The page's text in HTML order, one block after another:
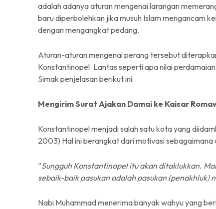
adalah adanya aturan mengenai larangan
baru diperbolehkan jika musuh Islam mengancam
dengan mengangkat pedang.
Aturan-aturan mengenai perang tersebut
Konstantinopel. Lantas seperti apa nilai
Simak penjelasan berikut ini:
Mengirim Surat Ajakan Damai ke Kaisar
Konstantinopel menjadi salah satu kota yang
2003) Hal ini berangkat dari motivasi
“Sungguh Konstantinopel itu akan ditaklukkan.
sebaik-baik pasukan adalah pasukan (penakhluk)
Nabi Muhammad menerima banyak wahyu yang